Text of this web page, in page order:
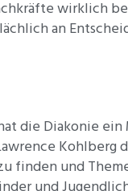
wirklich
an
die Diakonie
finden und